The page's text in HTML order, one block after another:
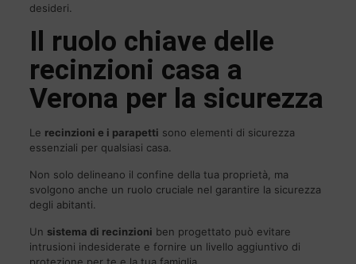
desideri.
Il ruolo chiave delle
recinzioni casa a
Verona per la sicurezza
Le recinzioni e i parapetti sono elementi di sicurezza
essenziali per qualsiasi casa.
Non solo delineano il confine della tua proprietà, ma
svolgono anche un ruolo cruciale nel garantire la sicurezza
degli abitanti.
Un sistema di recinzioni ben progettato può evitare
intrusioni indesiderate e fornire un livello aggiuntivo di